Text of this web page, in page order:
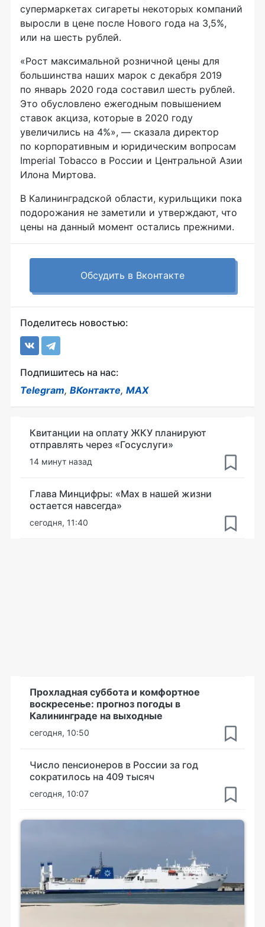
супермаркетах сигареты некоторых компаний
выросли в цене после Нового года на 3,5%,
или на шесть рублей.
«Рост максимальной розничной цены для
большинства наших марок с декабря 2019
по январь 2020 года составил шесть рублей.
Это обусловлено ежегодным повышением
ставок акциза, которые в 2020 году
увеличились на 4%», — сказала директор
по корпоративным и юридическим вопросам
Imperial Tobacco в России и Центральной Азии
Илона Миртова.
В Калининградской области, курильщики пока
подорожания не заметили и утверждают, что
цены на данный момент остались прежними.
Обсудить в Вконтакте
Поделитесь новостью:
Подпишитесь на нас:
Telegram, ВКонтакте, MAX
Квитанции на оплату ЖКУ планируют
отправлять через «Госуслуги»
14 минут назад
Глава Минцифры: «Мах в нашей жизни
остается навсегда»
сегодня, 11:40
Прохладная суббота и комфортное
воскресенье: прогноз погоды в
Калининграде на выходные
сегодня, 10:50
Число пенсионеров в России за год
сократилось на 409 тысяч
сегодня, 10:07